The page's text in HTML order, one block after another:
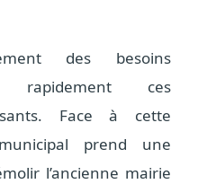
des besoins
rapidement ces
Face à cette
prend une
l’ancienne mairie